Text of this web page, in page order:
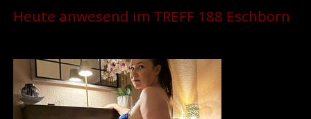
Heute anwesend im TREFF 188 Eschborn